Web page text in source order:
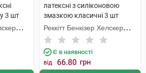
3 шт
латексні з силіконовою
змазкою класичні 3 шт
Реккітт Бенкізер Хелскер
Мануфектурінг
Є в наявності
від 66.80 грн